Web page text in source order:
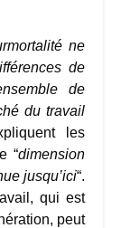
ne
de
de
du travail
les
“dimension
jusqu’ici“.
qui est
peut